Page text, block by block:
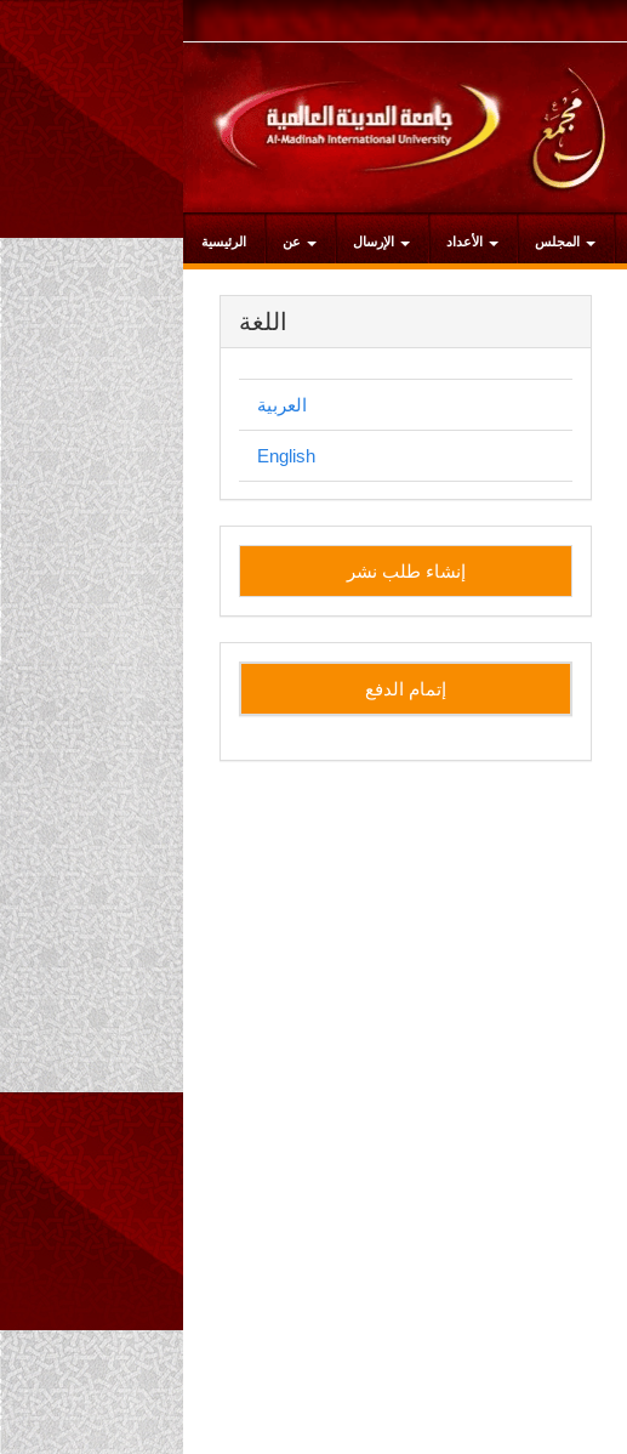
التنقل
الرئيسي
المحتوى
الرئيسي
الشريط
الجانبي
الرئيسية عن الأعداد
اللغة
العربية
English
إنشاء
طلب
نشر
إنشاء طلب نشر
side
إتمام الدفع